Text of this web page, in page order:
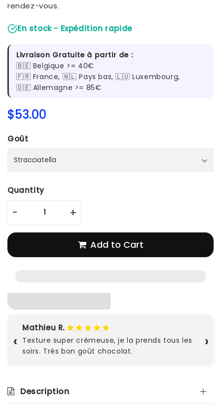
rendez-vous.
En stock - Expédition rapide
Livraison Gratuite à partir de :
🇧🇪 Belgique >= 40€
🇫🇷 France, 🇳🇱 Pays bas, 🇱🇺 Luxembourg,
🇩🇪 Allemagne >= 85€
$53.00
price
Goût
Quantity
- +
Add to Cart
‹ ›
Mathieu R.
Texture super crémeuse, je la prends tous les
soirs. Très bon goût chocolat.
Description